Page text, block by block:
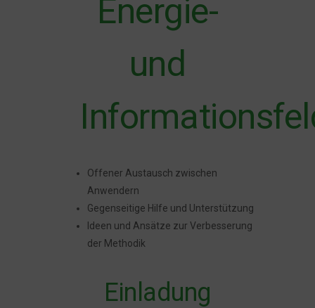
Energie-
und
Offener Austausch zwischen
Anwendern
Gegenseitige Hilfe und Unterstützung
Ideen und Ansätze zur Verbesserung
der Methodik
Einladung